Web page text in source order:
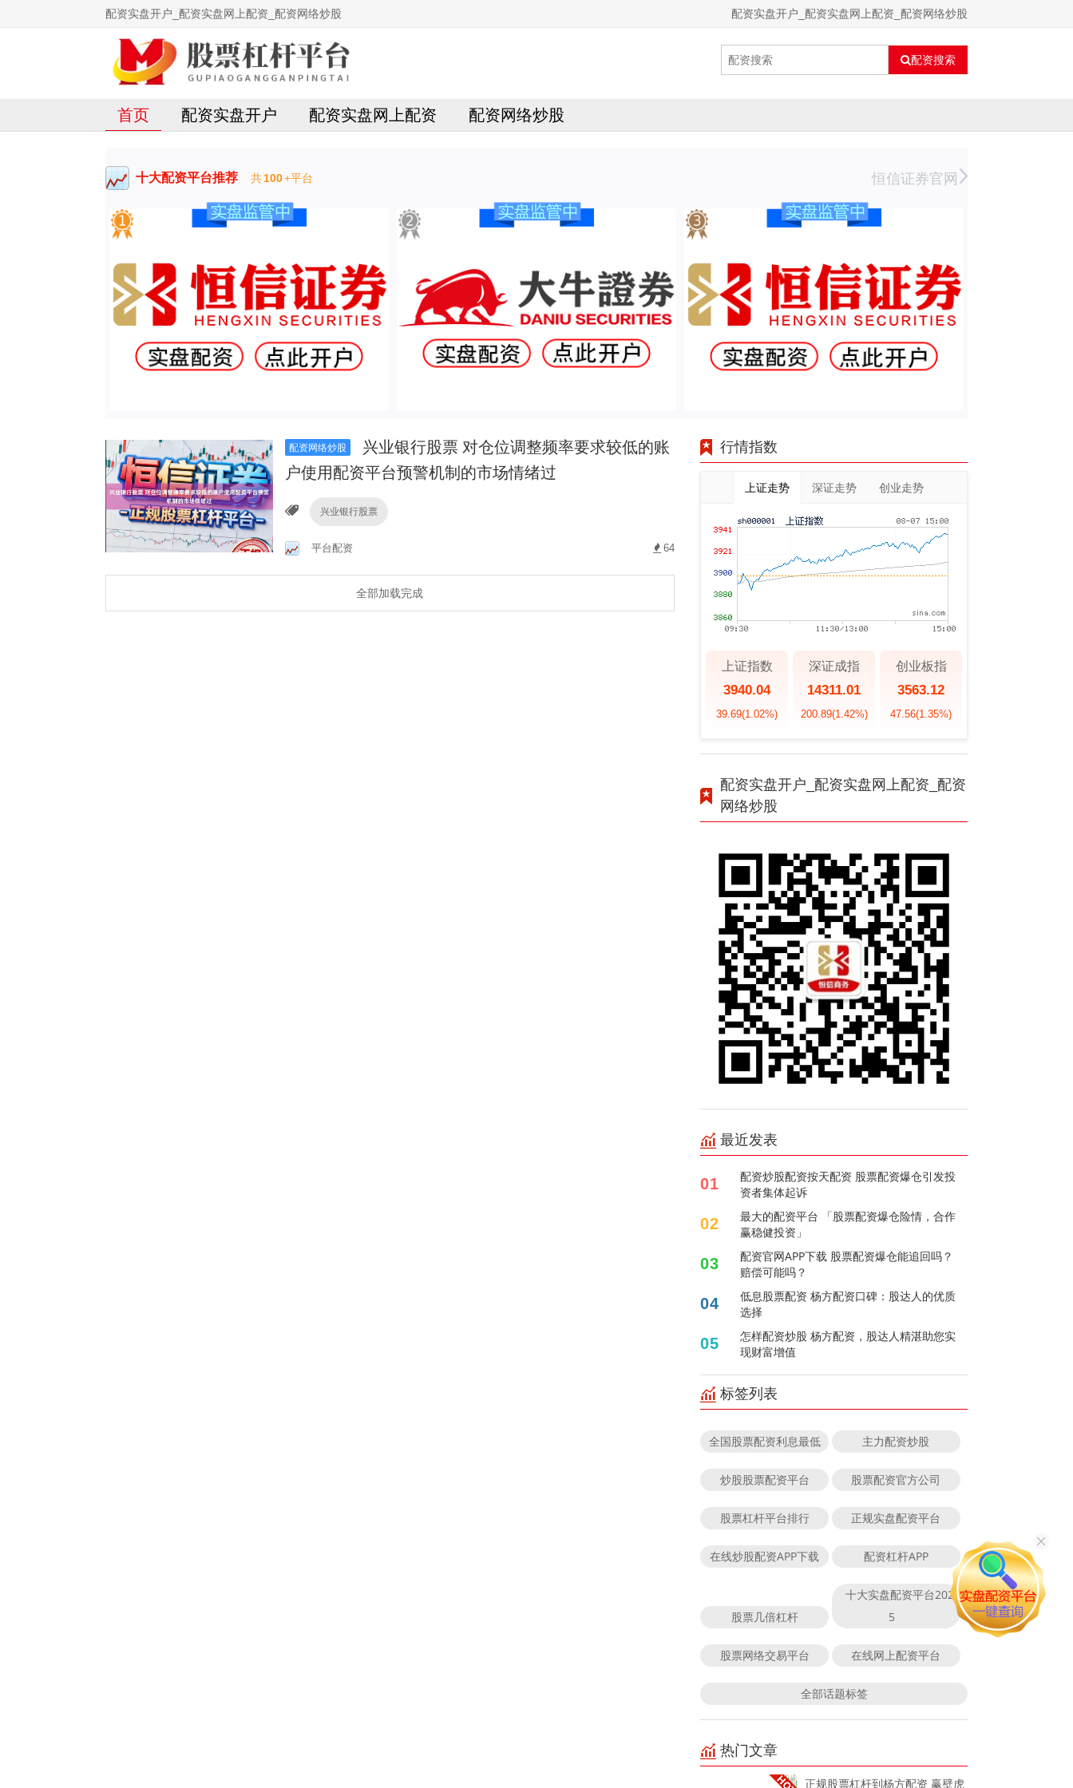
配资实盘开户_配资实盘网上配资_配资网络炒股 配资实盘开户_配资实盘网上配资_配资网络炒股
配资搜索
首页 配资实盘开户 配资实盘网上配资 配资网络炒股
十大配资平台推荐 共100+平台 恒信证券官网
配资网络炒股
兴业银行股票 对仓位调整频率要求较低的账
户使用配资平台预警机制的市场情绪过
兴业银行股票
平台配资 64
全部加载完成
行情指数
上证走势 深证走势 创业走势
上证指数
3940.04
39.69(1.02%)
深证成指
14311.01
200.89(1.42%)
创业板指
3563.12
47.56(1.35%)
配资实盘开户_配资实盘网上配资_配资
网络炒股
最近发表
01
配资炒股配资按天配资 股票配资爆仓引发投
资者集体起诉
02
最大的配资平台 「股票配资爆仓险情，合作
赢稳健投资」
03
配资官网APP下载 股票配资爆仓能追回吗？
赔偿可能吗？
04
低息股票配资 杨方配资口碑：股达人的优质
选择
05
怎样配资炒股 杨方配资，股达人精湛助您实
现财富增值
标签列表
全国股票配资利息最低 主力配资炒股
炒股股票配资平台 股票配资官方公司
股票杠杆平台排行 正规实盘配资平台
在线炒股配资APP下载 配资杠杆APP
股票几倍杠杆
十大实盘配资平台202
5
股票网络交易平台 在线网上配资平台
全部话题标签
热门文章
正规股票杠杆到杨方配资 赢壁虎